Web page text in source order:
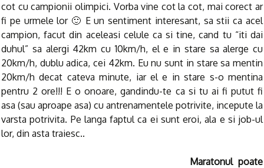
cot cu campionii olimpici. Vorba vine cot la cot, mai corect ar
fi pe urmele lor 🙂 E un sentiment interesant, sa stii ca acel
campion, facut din aceleasi celule ca si tine, cand tu “iti dai
duhul” sa alergi 42km cu 10km/h, el e in stare sa alerge cu
20km/h, dublu adica, cei 42km. Eu nu sunt in stare sa mentin
20km/h decat cateva minute, iar el e in stare s-o mentina
pentru 2 ore!!! E o onoare, gandindu-te ca si tu ai fi putut fi
asa (sau aproape asa) cu antrenamentele potrivite, incepute la
varsta potrivita. Pe langa faptul ca ei sunt eroi, ala e si job-ul
lor, din asta traiesc..
Maratonul poate